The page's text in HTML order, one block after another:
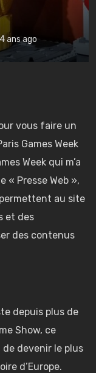
4 ans ago
vous faire un
Games Week
Week qui m’a
« Presse Web »,
au site
et des
des contenus
depuis plus de
Show, ce
devenir le plus
d’Europe.